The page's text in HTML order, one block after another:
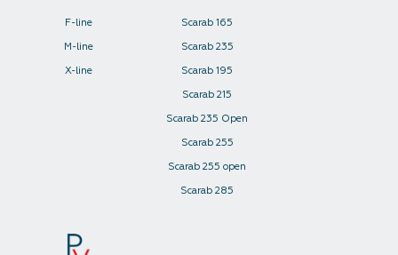
F-line
M-line
X-line
Scarab 165
Scarab 235
Scarab 195
Scarab 215
Scarab 235 Open
Scarab 255
Scarab 255 open
Scarab 285